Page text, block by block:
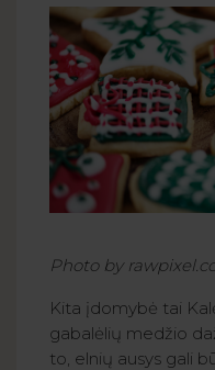
Photo by
Kita įdomybė tai
gabalėlių medžio
to, elnių ausys gali